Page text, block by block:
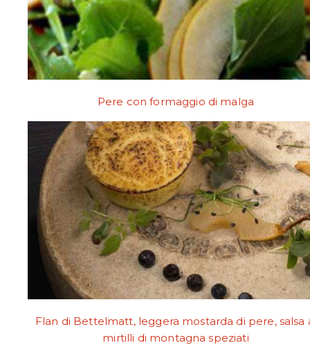
Pere con formaggio di malga
Flan di Bettelmatt, leggera mostarda di pere, salsa
mirtilli di montagna speziati